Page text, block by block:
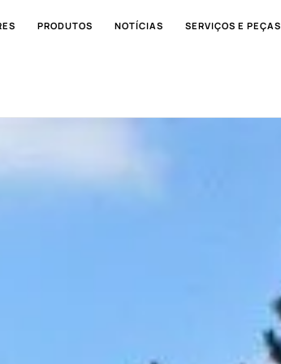
PRODUTOS NOTÍCIAS SERVIÇOS E PEÇAS